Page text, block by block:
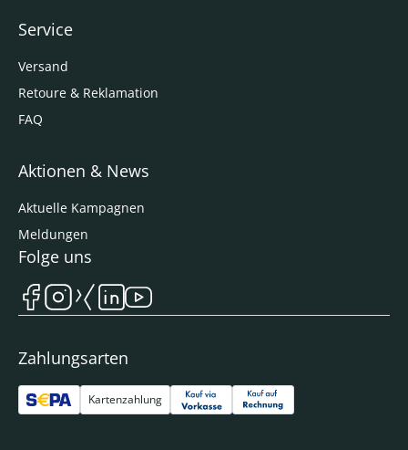
Service
Versand
Retoure & Reklamation
FAQ
Aktionen & News
Aktuelle Kampagnen
Meldungen
Zahlungsarten
Kartenzahlung
Folge uns